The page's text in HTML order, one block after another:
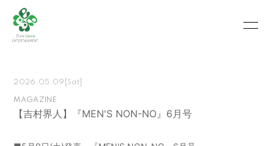
SCHEDULE
VIDEO PHOTO
2026.05.09 [Sat]
MAGAZINE
【吉村界人】『MEN'S NON-NO』6月号